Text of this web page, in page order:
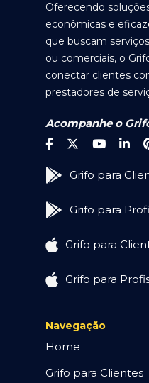
Oferecendo
econômicas e
que buscam
ou comerciais, o
conectar clientes
prestadores de
Acompanhe o
Grifo para
Grifo para
Grifo para
Grifo para
Navegação
Home
Grifo para Clientes